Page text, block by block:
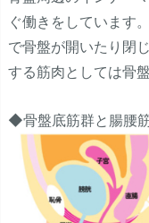
ぐ働きをしています
で骨盤が開いたり閉
する筋肉としては骨
◆骨盤底筋群と腸腰